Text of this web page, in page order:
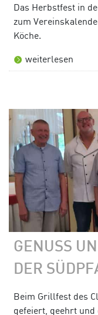
Das Herbstfest in
zum
Köche.
weiterlesen
GENUSS
ER
Beim Grillfest des
gefeiert, geehrt und